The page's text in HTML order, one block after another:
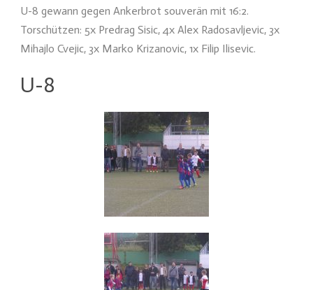
U-8 gewann gegen Ankerbrot souverän mit 16:2.
Torschützen: 5x Predrag Sisic, 4x Alex Radosavljevic, 3x
Mihajlo Cvejic, 3x Marko Krizanovic, 1x Filip Ilisevic.
U-8